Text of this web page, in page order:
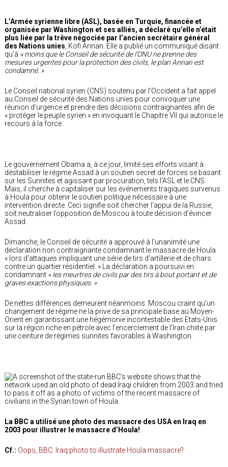
L’Armée syrienne libre (ASL), basée en Turquie, financée et
organisée par Washington et ses alliés, a déclaré qu’elle n’était
plus liée par la trêve négociée par l’ancien secrétaire général
des Nations unies , Kofi Annan. Elle a publié un communiqué disant
qu’à « moins que le Conseil de sécurité de l’ONU ne prenne des
mesures urgentes pour la protection des civils, le plan Annan est
condamné. »
Le Conseil national syrien (CNS) soutenu par l’Occident a fait appel
au Conseil de sécurité des Nations unies pour convoquer une
réunion d’urgence et prendre des décisions contraignantes afin de
« protéger le peuple syrien » en invoquant le Chapitre VII qui autorise le
recours à la force.
Le gouvernement Obama a, à ce jour, limité ses efforts visant à
déstabiliser le régime Assad à un soutien secret de forces se basant
sur les Sunnites et agissant par procuration, tels l’ASL et le CNS.
Mais, il cherche à capitaliser sur les événements tragiques survenus
à Houla pour obtenir le soutien politique nécessaire à une
intervention directe. Ceci signifie soit chercher l’appui de la Russie,
soit neutraliser l’opposition de Moscou à toute décision d’évincer
Assad.
Dimanche, le Conseil de sécurité a approuvé à l’unanimité une
déclaration non contraignante condamnant le massacre de Houla
« lors d’attaques impliquant une série de tirs d’artillerie et de chars
contre un quartier résidentiel. » La déclaration a poursuivi en
condamnant « les meurtres de civils par des tirs à bout portant et de
graves exactions physiques. »
De nettes différences demeurent néanmoins. Moscou craint qu’un
changement de régime ne la prive de sa principale base au Moyen-
Orient en garantissant une hégémonie incontestable des Etats-Unis
sur la région riche en pétrole avec l’encerclement de l’Iran chiite par
une ceinture de régimes sunnites favorables à Washington.
La BBC a utilisé une photo des massacre des USA en Iraq en
2003 pour illustrer le massacre d’Houla!
Cf.: Oops, BBC: Iraq photo to illustrate Houla massacre?